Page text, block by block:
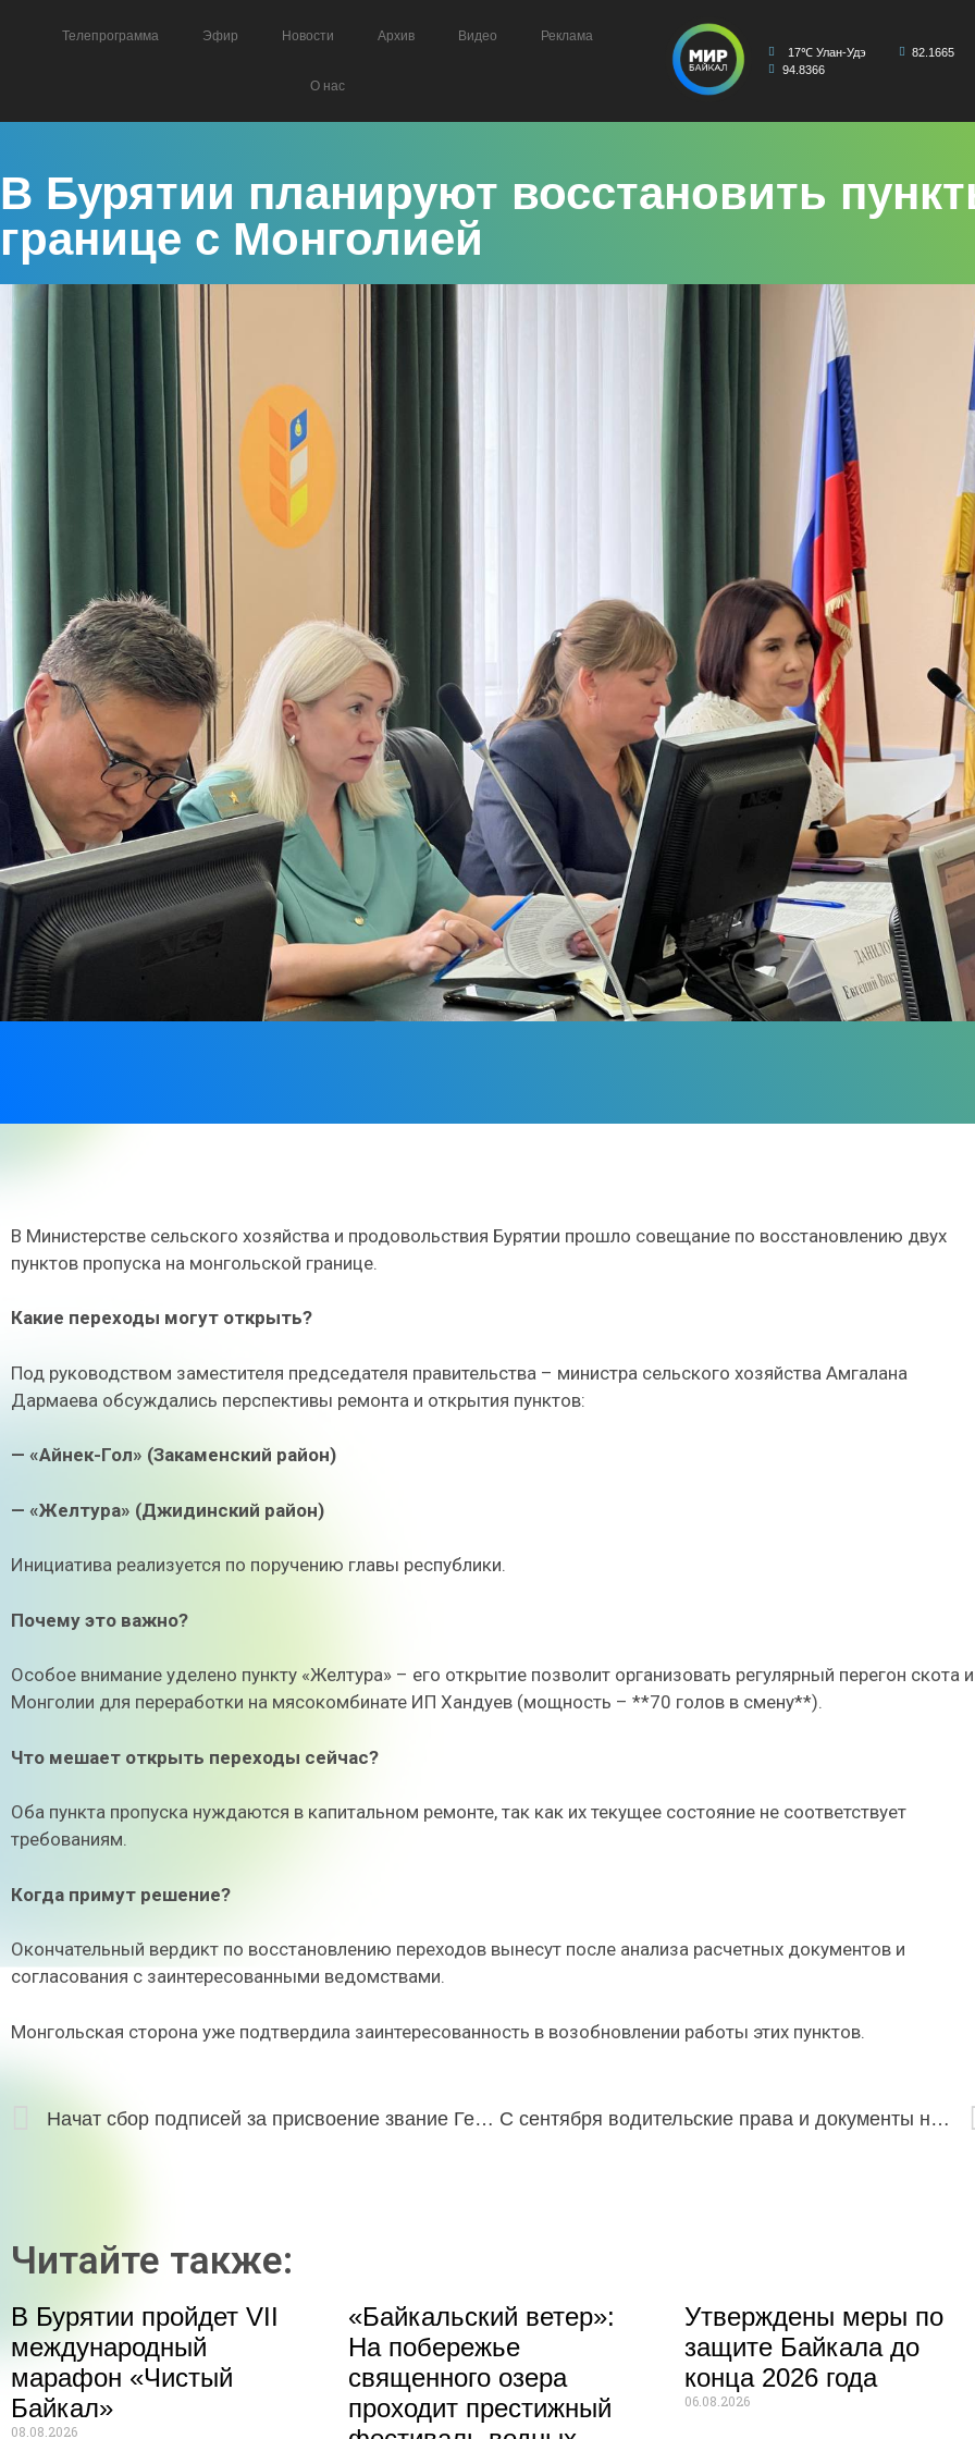
Телепрограмма Эфир Новости Архив Видео Реклама
О нас
17℃ Улан-Удэ
82.1665
94.8366
В Бурятии планируют восстановить
границе с Монголией
В Министерстве сельского хозяйства и продовольствия Бурятии прошло совещание по восстановлению двух
пунктов пропуска на монгольской границе.
Какие переходы могут открыть?
Под руководством заместителя председателя правительства – министра сельского хозяйства Амгалана
Дармаева обсуждались перспективы ремонта и открытия пунктов:
— «Айнек-Гол» (Закаменский район)
— «Желтура» (Джидинский район)
Инициатива реализуется по поручению главы республики.
Почему это важно?
Особое внимание уделено пункту «Желтура» – его открытие позволит организовать регулярный перегон скота
Монголии для переработки на мясокомбинате ИП Хандуев (мощность – **70 голов в смену**).
Что мешает открыть переходы сейчас?
Оба пункта пропуска нуждаются в капитальном ремонте, так как их текущее состояние не соответствует
требованиям.
Когда примут решение?
Окончательный вердикт по восстановлению переходов вынесут после анализа расчетных документов и
согласования с заинтересованными ведомствами.
Монгольская сторона уже подтвердила заинтересованность в возобновлении работы этих пунктов.
Начат сбор подписей за присвоение звание Героя России Мэргену Будаеву С сентября водительские права и документы на авто подорожают в два раза
Читайте также:
В Бурятии пройдет VII
международный
марафон «Чистый
Байкал»
08.08.2026
«Байкальский ветер»:
На побережье
священного озера
проходит престижный
Утверждены меры по
защите Байкала до
конца 2026 года
06.08.2026